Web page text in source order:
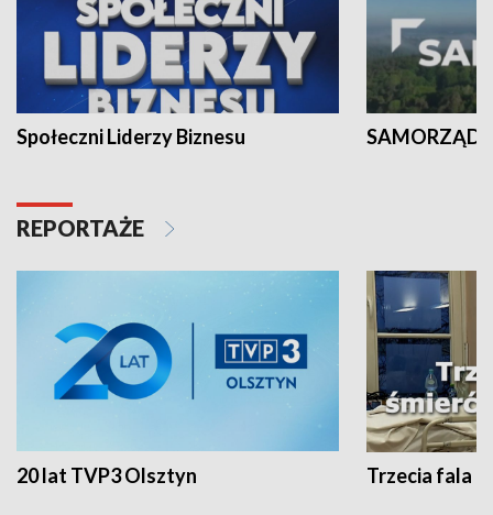
Społeczni Liderzy Biznesu SAMORZĄD
REPORTAŻE
20 lat TVP3 Olsztyn Trzecia fala -